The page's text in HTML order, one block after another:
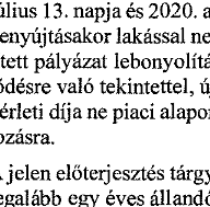
13. napja és 2020.
lakással
pályázat
désre való tekintettel,
díja ne piaci
jelen előterjesztés
egy eves